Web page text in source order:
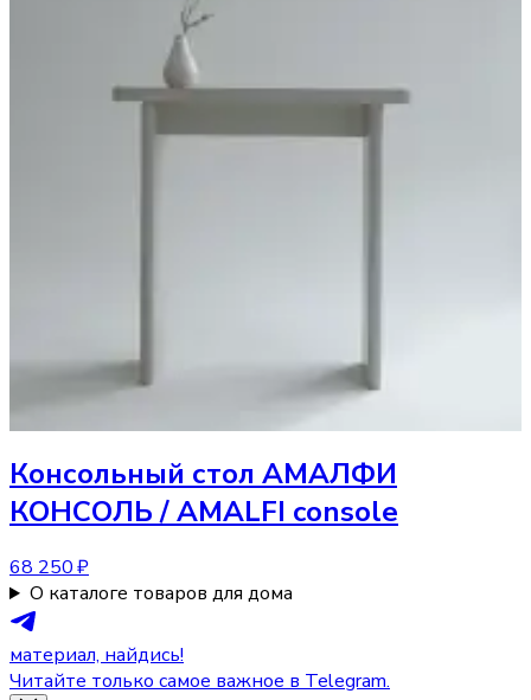
Консольный стол АМАЛФИ
КОНСОЛЬ / AMALFI console
68 250 ₽
О каталоге товаров для дома
материал, найдись!
Читайте только самое важное в Telegram.